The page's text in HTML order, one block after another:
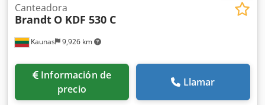
Kaunas 9,926 km
Canteadora
Brandt O KDF 530 C
Información de
precio
Llamar